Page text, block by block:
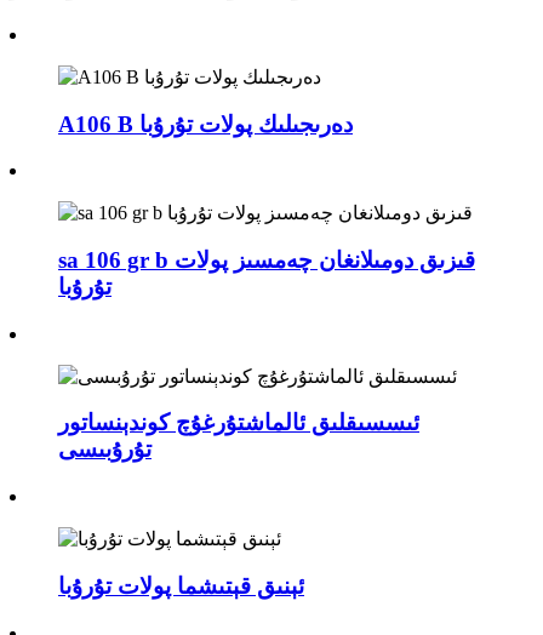
A106 B دەرىجىلىك پولات تۇرۇبا
sa 106 gr b قىزىق دومىلانغان چەمسىز پولات
تۇرۇبا
ئىسسىقلىق ئالماشتۇرغۇچ كوندېنساتور
تۇرۇبىسى
ئېنىق قېتىشما پولات تۇرۇبا